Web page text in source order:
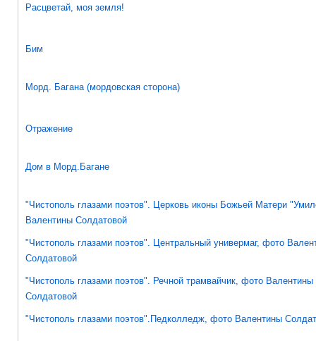
Расцветай, моя земля!
Бим
Морд. Багана (мордовская сторона)
Отражение
Дом в Морд.Багане
"Чистополь глазами поэтов". Церковь иконы Божьей Матери
Валентины Солдатовой
"Чистополь глазами поэтов". Центральный универмаг, фото
Солдатовой
"Чистополь глазами поэтов". Речной трамвайчик, фото Валентины
Солдатовой
"Чистополь глазами поэтов".Педколледж, фото Валентины